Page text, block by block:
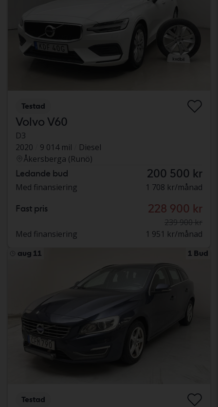
Testad
Volvo V60
D3
2020
9 014 mil
Diesel
Åkersberga (Runö)
Ledande bud 200 500 kr
Med finansiering 1 708 kr/månad
Fast pris 228 900 kr
239 900 kr
Med finansiering
1 951 kr/månad
aug 11 1 Bud
Testad